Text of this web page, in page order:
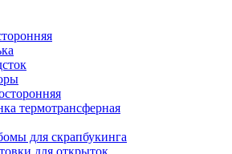
термотрансферная
для скрапбукинга
для открыток